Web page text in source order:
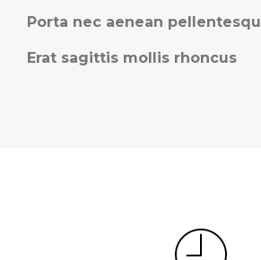
Porta nec aenean pellentesqu
Erat sagittis mollis rhoncus